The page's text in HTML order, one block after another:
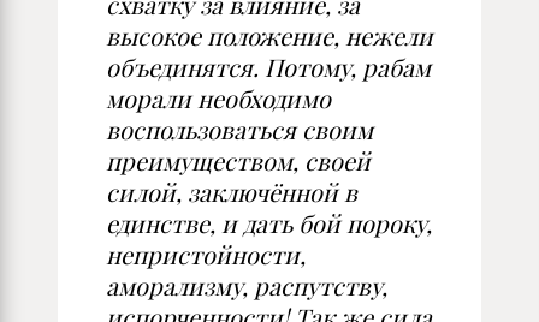
высокое положение, нежели
объединятся. Потому, рабам
морали необходимо
воспользоваться своим
преимуществом, своей
силой, заключённой в
единстве, и дать бой пороку,
непристойности,
аморализму, распутству,